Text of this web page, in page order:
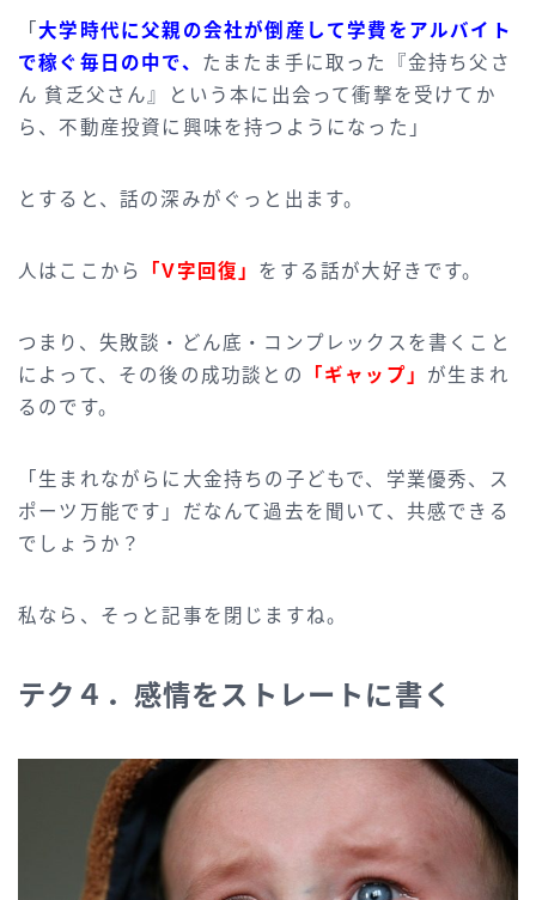
「大学時代に父親の会社が倒産して学費をアルバイト
で稼ぐ毎日の中で、 たまたま手に取った『金持ち父さ
ん 貧乏父さん』という本に出会って衝撃を受けてか
ら、不動産投資に興味を持つようになった」
とすると、話の深みがぐっと出ます。
人はここから 「V字回復」 をする話が大好きです。
つまり、失敗談・どん底・コンプレックスを書くこと
によって、その後の成功談との
「ギャップ」 が生まれ
るのです。
「生まれながらに大金持ちの子どもで、学業優秀、ス
ポーツ万能です」だなんて過去を聞いて、共感できる
でしょうか？
私なら、そっと記事を閉じますね。
テク４．感情をストレートに書く